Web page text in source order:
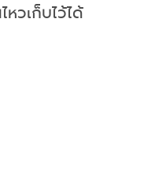
หวเก็บไว้ได้